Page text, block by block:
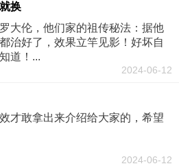
换
大伦，他们家的祖传秘法：据他
治好了，效果立竿见影！好坏自
道！...
2024-06-12
才敢拿出来介绍给大家的，希望
2024-06-12